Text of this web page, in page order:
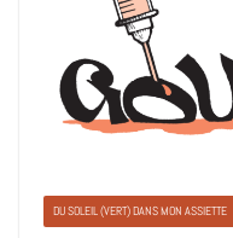
DU SOLEIL (VERT) DANS MON ASSIETTE